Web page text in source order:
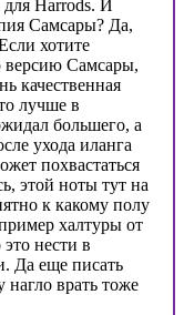
Harrods. И
Самсары? Да,
хотите
версию Самсары,
качественная
лучше в
большего, а
ухода иланга
похвастаться
этой ноты тут на
к какому полу
халтуры от
нести в
Да еще писать
врать тоже